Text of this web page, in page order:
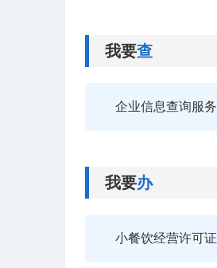
我要查
企业信息查询服务
我要办
小餐饮经营许可证